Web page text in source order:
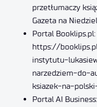
przetłumaczy
Gazeta na
Portal Booklips.pl:
https://
instytutu-
narzedziem-do-
ksiazek-na-
Portal AI Business: